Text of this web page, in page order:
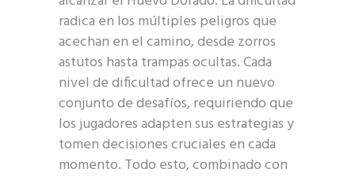
radica en los múltiples peligros que
acechan en el camino, desde zorros
astutos hasta trampas ocultas. Cada
nivel de dificultad ofrece un nuevo
conjunto de desafíos, requiriendo que
los jugadores adapten sus estrategias y
tomen decisiones cruciales en cada
momento. Todo esto, combinado con